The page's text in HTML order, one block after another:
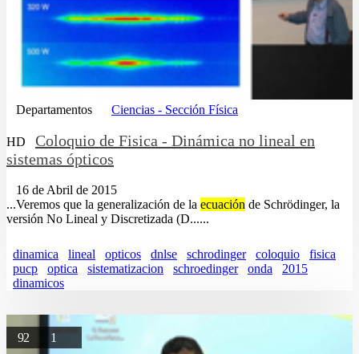
Departamentos Ciencias - Sección Física
HD
Coloquio de Fisica - Dinámica no lineal en
sistemas ópticos
16 de Abril de 2015
...Veremos que la generalización de la ecuación de Schrödinger, la
versión No Lineal y Discretizada (D......
dinamica lineal opticos dnlse schrodinger coloquio
fisica
pucp
optica sistematizacion schroedinger onda
2015
dinamicos
92 1